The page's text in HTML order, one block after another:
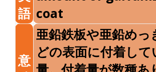
語 coat
意
亜鉛鉄板や亜鉛めっ
どの表面に付着し